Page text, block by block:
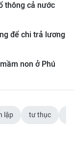
thông cả nước
để chi trả lương
non ở Phú
lập tư thục